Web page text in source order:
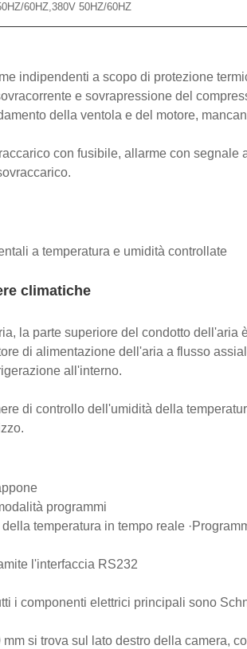
60HZ,380V 50HZ/60HZ
indipendenti a scopo di protezione
e sovrapressione del
della ventola e del motore,
con fusibile, allarme con segnale
a temperatura e umidità controllate
climatiche
la parte superiore del condotto dell'aria
di alimentazione dell'aria a flusso
all'interno.
di controllo dell'umidità della
programmi
temperatura in tempo reale
l'interfaccia RS232
i componenti elettrici principali sono
si trova sul lato destro della camera,